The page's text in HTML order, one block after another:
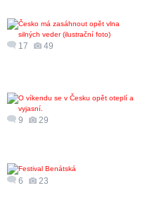
17 49
9 29
6 23